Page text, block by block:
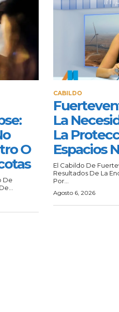
O
De
CABILDO
La
La
Espacios
El Cabildo De
Resultados De La
Por...
Agosto 6, 2026